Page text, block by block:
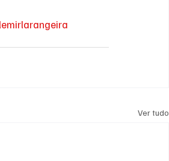
Ver tudo